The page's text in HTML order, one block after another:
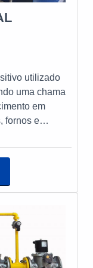
utilizado
uma chama
em
fornos e
diferentes tipos
manter a